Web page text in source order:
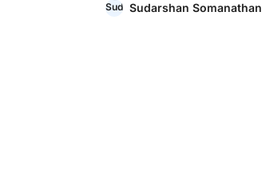
Sudarshan Somanathan